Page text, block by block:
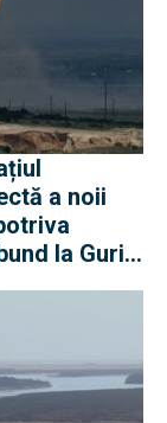
a noii
la Gurile